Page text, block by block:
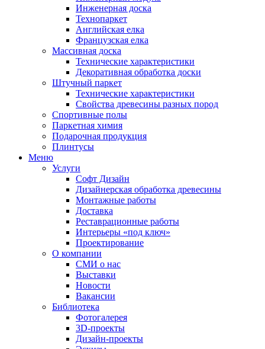
Инженерная доска
Технопаркет
Английская елка
Французская елка
Массивная доска
Технические характеристики
Декоративная обработка доски
Штучный паркет
Технические характеристики
Свойства древесины разных пород
Спортивные полы
Паркетная химия
Подарочная продукция
Плинтусы
Меню
Услуги
Софт Дизайн
Дизайнерская обработка древесины
Монтажные работы
Доставка
Реставрационные работы
Интерьеры «под ключ»
Проектирование
О компании
СМИ о нас
Выставки
Новости
Вакансии
Библиотека
Фотогалерея
3D-проекты
Дизайн-проекты